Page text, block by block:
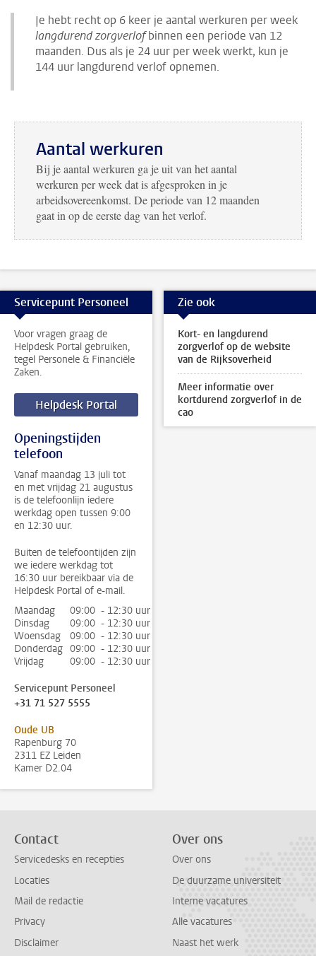
Je hebt recht op 6 keer je aantal werkuren per week
langdurend zorgverlofbinnen een periode van 12
maanden. Dus als je 24 uur per week werkt, kun je
144 uur langdurend verlof opnemen.
Aantal werkuren
Bij je aantal werkuren ga je uit van het aantal
werkuren per week dat is afgesproken in je
arbeidsovereenkomst. De periode van 12 maanden
gaat in op de eerste dag van het verlof.
Servicepunt Personeel
Voor vragen graag de
Helpdesk Portal gebruiken,
tegel Personele & Financiële
Zaken.
Helpdesk Portal
Openingstijden
telefoon
Vanaf maandag 13 juli tot
en met vrijdag 21 augustus
is de telefoonlijn iedere
werkdag open tussen 9:00
en 12:30 uur.
Buiten de telefoontijden zijn
we iedere werkdag tot
16:30 uur bereikbaar via de
Helpdesk Portal of e-mail.
Maandag
09:00 - 12:30 uur
Dinsdag
09:00 - 12:30 uur
Woensdag
09:00 - 12:30 uur
Donderdag 09:00 - 12:30 uur
Vrijdag
09:00 - 12:30 uur
Servicepunt Personeel
+31 71 527 5555
Oude UB
Rapenburg 70
2311 EZ Leiden
Kamer D2.04
Zie ook
Kort- en langdurend
zorgverlof op de website
van de Rijksoverheid
Meer informatie over
kortdurend zorgverlof in de
cao
Contact
Servicedesks en recepties
Locaties
Mail de redactie
Privacy
Disclaimer
Over ons
Over ons
De duurzame universiteit
Interne vacatures
Alle vacatures
Naast het werk